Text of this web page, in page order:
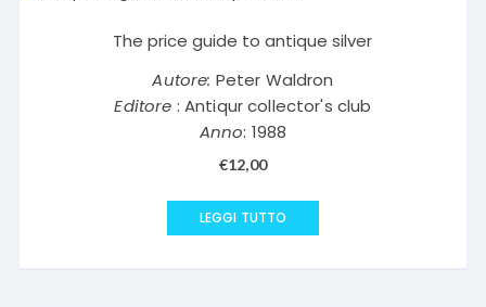
The price guide to antique silver
Autore: Peter Waldron
Editore : Antiqur collector's club
Anno: 1988
€12,00
LEGGI TUTTO